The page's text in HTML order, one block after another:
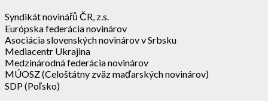
Syndikát novinářů ČR, z.s.
Európska federácia novinárov
Asociácia slovenských novinárov v Srbsku
Mediacentr Ukrajina
Medzinárodná federácia novinárov
MÚOSZ (Celoštátny zväz maďarských novinárov)
SDP (Poľsko)